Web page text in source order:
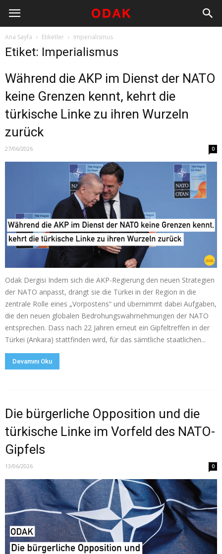
Ana Sayfa Etiketler Imperialismus
Etiket: Imperialismus
Während die AKP im Dienst der NATO
keine Grenzen kennt, kehrt die
türkische Linke zu ihren Wurzeln
zurück
27/06/2026 0
Odak Dergisi Indem sich die AKP-Regierung den neuen Strategien
der NATO anpasst, drängt sie die Türkei in der Region in die
zentrale Rolle eines „Vorpostens“ und übernimmt dabei Aufgaben,
die den neuen globalen Bedrohungswahrnehmungen der NATO
entsprechen. Dass nach 22 Jahren erneut ein Gipfeltreffen in der
Türkei (Ankara) stattfinden wird, für das sämtliche staatlichen...
Devamını Oku
Die bürgerliche Opposition und die
türkische Linke im Vorfeld des NATO-
Gipfels
13/06/2026 0